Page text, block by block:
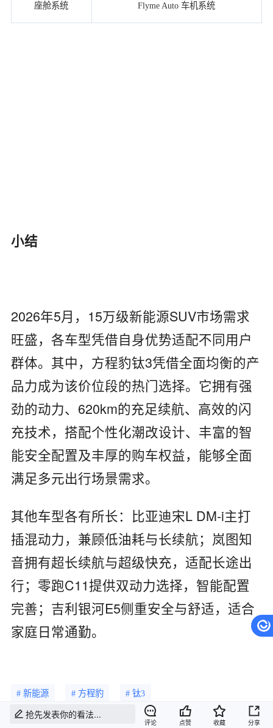
座舱系统 Flyme Auto 车机系统
小结
2026年5月，15万级新能源SUV市场需求
旺盛，各车型凭借自身优势适配不同用户
群体。其中，方程豹钛3凭借全面均衡的产
品力成为该价位段的热门选择。它拥有强
劲的动力、620km的充足续航、高效的闪
充技术，搭配个性化潮改设计、丰富的智
能安全配置及丰厚的购车权益，能够全面
满足多元出行场景需求。
其他车型各有所长：比亚迪宋L DM-i主打
插混动力，兼顾低油耗与长续航；岚图知
音拥有超长续航与超级快充，适配长途出
行；零跑C11提供双动力选择，智能配置
完善；吉利银河E5侧重安全与舒适，适合
家庭日常通勤。
# 新能源 # 方程豹 # 钛3
抢先发表你的看法...
评论 点赞 收藏 分享